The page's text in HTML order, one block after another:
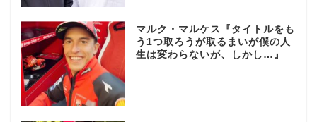
マルク・マルケス『タイトルをも
う1つ取ろうが取るまいが僕の人
生は変わらないが、しかし…』